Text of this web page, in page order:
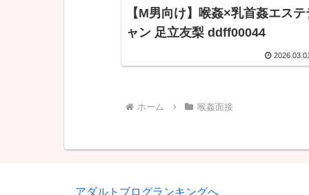
【M男向け】喉姦×乳首姦エス
ャン 足立友梨 ddff00044
ホーム 喉姦面接
アダルトブログランキングへ